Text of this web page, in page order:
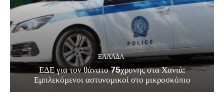
ΕΛΛΑΔΑ
ΕΔΕ για τον θάνατο 75χρονης στα Χανιά:
Εμπλεκόμενοι αστυνομικοί στο μικροσκόπιο